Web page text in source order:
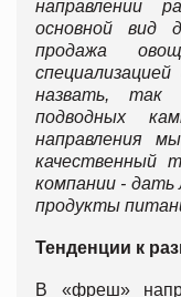
направлении
основной вид
продажа
назвать, так
подводных
направления
качественный
компании -
продукты
Тенденции к
В «фреш»